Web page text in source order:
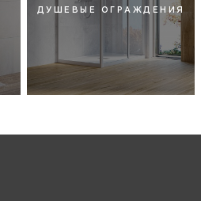
ДУШЕВЫЕ ОГРАЖДЕНИЯ